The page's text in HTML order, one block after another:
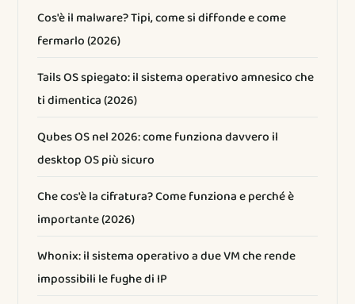
Cos'è il malware? Tipi, come si diffonde e come
fermarlo (2026)
Tails OS spiegato: il sistema operativo amnesico che
ti dimentica (2026)
Qubes OS nel 2026: come funziona davvero il
desktop OS più sicuro
Che cos'è la cifratura? Come funziona e perché è
importante (2026)
Whonix: il sistema operativo a due VM che rende
impossibili le fughe di IP